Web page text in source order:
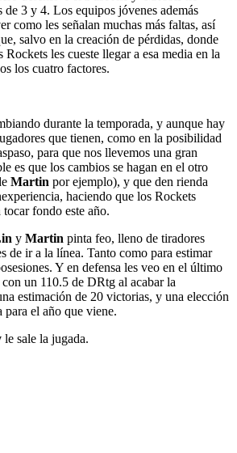
de 3 y 4. Los equipos jóvenes además
como les señalan muchas más faltas, así
salvo en la creación de pérdidas, donde
les cueste llegar a esa media en la
los cuatro factores.
durante la temporada, y aunque hay
que tienen, como en la posibilidad
para que nos llevemos una gran
es que los cambios se hagan en el otro
Martin por ejemplo), y que den rienda
haciendo que los Rockets
fondo este año.
y Martin pinta feo, lleno de tiradores
de ir a la línea. Tanto como para estimar
Y en defensa les veo en el último
un 110.5 de DRtg al acabar la
estimación de 20 victorias, y una elección
para el año que viene.
le sale la jugada.